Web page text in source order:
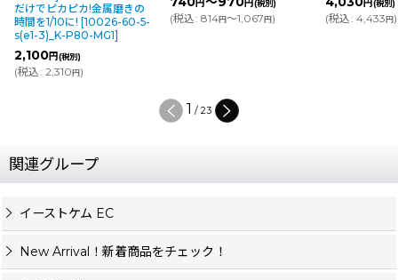
だけでピカピカ!金属磨きの
時間を1/10に! [10026-60-5-
s(e1-3)_K-P80-MG1]
2,100円(税別)
(税込: 2,310円)
円 円(税別)
(税込: 814円～1,067円)
円(税別)
(税込: 4,433円)
1 / 23
関連グループ
イーストケム EC
New Arrival！新着商品をチェック！